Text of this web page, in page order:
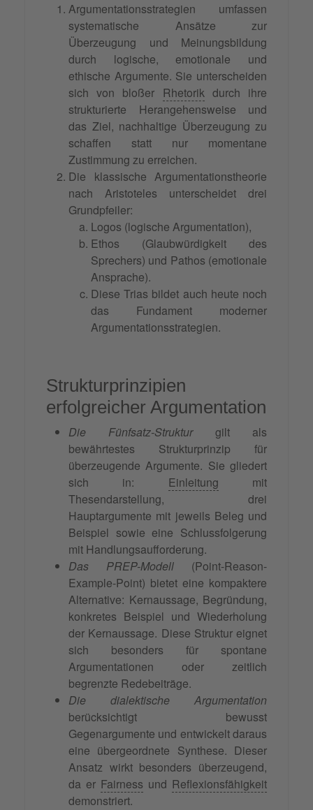
Argumentationsstrategien umfassen
systematische Ansätze zur
Überzeugung und Meinungsbildung
durch logische, emotionale und
ethische Argumente. Sie unterscheiden
sich von bloßer Rhetorikdurch ihre
strukturierte Herangehensweise und
das Ziel, nachhaltige Überzeugung zu
schaffen statt nur momentane
Zustimmung zu erreichen.
Die klassische Argumentationstheorie
nach Aristoteles unterscheidet drei
Grundpfeiler:
Logos (logische Argumentation),
Ethos (Glaubwürdigkeit des
Sprechers) und Pathos (emotionale
Ansprache).
Diese Trias bildet auch heute noch
das Fundament moderner
Argumentationsstrategien.
Strukturprinzipien
erfolgreicher Argumentation
Die Fünfsatz-Struktur gilt als
bewährtestes Strukturprinzip für
überzeugende Argumente. Sie gliedert
sich in: Einleitung mit
Thesendarstellung, drei
Hauptargumente mit jeweils Beleg und
Beispiel sowie eine Schlussfolgerung
mit Handlungsaufforderung.
Das PREP-Modell (Point-Reason-
Example-Point) bietet eine kompaktere
Alternative: Kernaussage, Begründung,
konkretes Beispiel und Wiederholung
der Kernaussage. Diese Struktur eignet
sich besonders für spontane
Argumentationen oder zeitlich
begrenzte Redebeiträge.
Die dialektische Argumentation
berücksichtigt bewusst
Gegenargumente und entwickelt daraus
eine übergeordnete Synthese. Dieser
Ansatz wirkt besonders überzeugend,
da er Fairness und Reflexionsfähigkeit
demonstriert.